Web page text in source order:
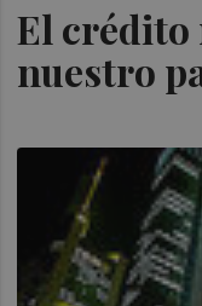
El crédito
nuestro